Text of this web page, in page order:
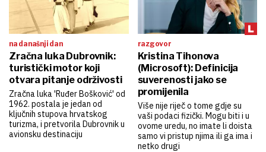
na današnji dan
Zračna luka Dubrovnik:
turistički motor koji
otvara pitanje održivosti
Zračna luka 'Ruđer Bošković' od
1962. postala je jedan od
ključnih stupova hrvatskog
turizma, i pretvorila Dubrovnik u
avionsku destinaciju
razgovor
Kristina Tihonova
(Microsoft): Definicija
suverenosti jako se
promijenila
Više nije riječ o tome gdje su
vaši podaci fizički. Mogu biti i u
ovome uredu, no imate li doista
samo vi pristup njima ili ga ima i
netko drugi